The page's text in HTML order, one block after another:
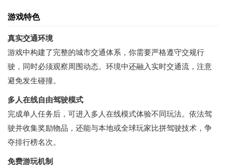
游戏特色
真实交通环境
游戏中构建了完整的城市交通体系，你需要严格遵守交规行
驶，同时必须观察周围动态。环境中还融入实时交通流，注意
避免发生碰撞。
多人在线自由驾驶模式
完成单人任务后，可进入多人在线模式体验不同玩法。依法驾
驶并收集奖励物品，还能与本地或全球玩家比拼驾驶技术，争
夺排行榜名次。
免费游玩机制